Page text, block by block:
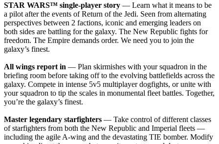
STAR WARS™ single-player story — Learn what it means to be
a pilot after the events of Return of the Jedi. Seen from alternating
perspectives between 2 factions, iconic and emerging leaders on
both sides are battling for the galaxy. The New Republic fights for
freedom. The Empire demands order. We need you to join the
galaxy’s finest.
All wings report in — Plan skirmishes with your squadron in the
briefing room before taking off to the evolving battlefields across the
galaxy. Compete in intense 5v5 multiplayer dogfights, or unite with
your squadron to tip the scales in monumental fleet battles. Together,
you’re the galaxy’s finest.
Master legendary starfighters — Take control of different classes
of starfighters from both the New Republic and Imperial fleets —
including the agile A-wing and the devastating TIE bomber. Modify